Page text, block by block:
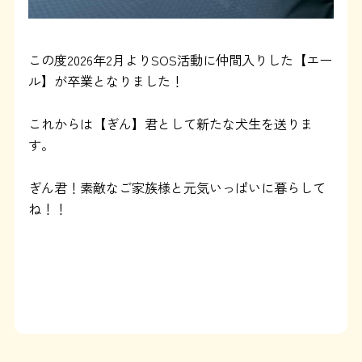
Copyright © Towa Nasu Resort Co. All Rights Reserved.
この度2026年2月よりSOS活動に仲間入りした【エー
ル】が卒業となりました！
これからは【ぎん】君として新たな犬生を送りま
す。
ぎん君！素敵なご家族様と元気いっぱいに暮らして
ね！！